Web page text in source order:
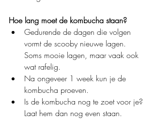
Hoe lang moet de kombucha staan?
Gedurende de dagen die volgen
vormt de scooby nieuwe lagen.
Soms mooie lagen, maar vaak ook
wat rafelig.
Na ongeveer 1 week kun je de
kombucha proeven.
Is de kombucha nog te zoet voor je?
Laat hem dan nog even staan.